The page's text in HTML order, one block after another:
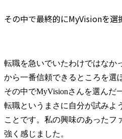
その中で最終的にMyVisionを選
転職を急いでいたわけではなか
から一番信頼できるところを選
その中でMyVisionさんを選んだ
転職というまさに自分が試みよ
ことです。私の興味のあったフ
強く感じました。